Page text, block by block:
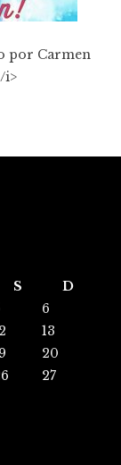
por Carmen
i>
S
D
6
13
20
27